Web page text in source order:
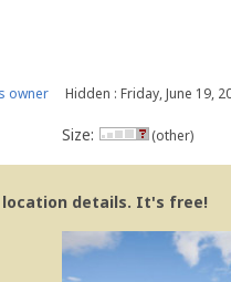
owner Hidden : Friday, June 19,
Size: (other)
location details. It's free!